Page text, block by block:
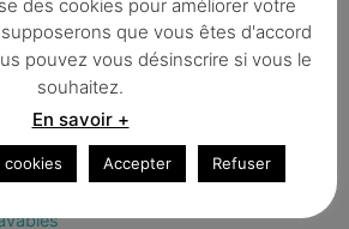
des cookies pour améliorer votre
que vous êtes d'accord
pouvez vous désinscrire si vous le
souhaitez.
En savoir +
cookies Accepter Refuser